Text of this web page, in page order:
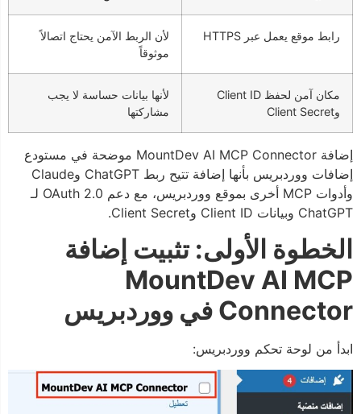
رابط موقع يعمل عبر HTTPS
لأن الربط الآمن يحتاج اتصالاً
موثوقاً
مكان آمن لحفظ Client ID
وClient Secret
لأنها بيانات حساسة لا يجب
مشاركتها
إضافة MountDev AI MCP Connector موضحة في مستودع
إضافات ووردبريس بأنها إضافة تتيح ربط ChatGPT وClaude
وأدوات MCP أخرى بموقع ووردبريس، مع دعم OAuth 2.0 لـ
ChatGPT وبيانات Client ID وClient Secret.
الخطوة الأولى: تثبيت إضافة
MountDev AI MCP
Connector في ووردبريس
ابدأ من لوحة تحكم ووردبريس: